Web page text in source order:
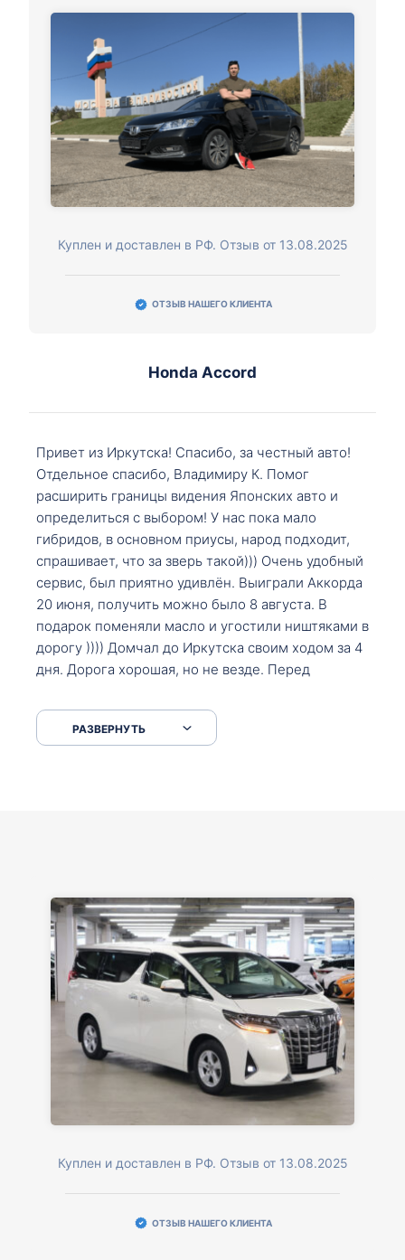
Куплен и доставлен в РФ. Отзыв от 13.08.2025
ОТЗЫВ НАШЕГО КЛИЕНТА
Honda Accord
Привет из Иркутска! Спасибо, за честный авто!
Отдельное спасибо, Владимиру К. Помог
расширить границы видения Японских авто и
определиться с выбором! У нас пока мало
гибридов, в основном приусы, народ подходит,
спрашивает, что за зверь такой))) Очень удобный
сервис, был приятно удивлён. Выиграли Аккорда
20 июня, получить можно было 8 августа. В
подарок поменяли масло и угостили ништяками в
дорогу )))) Домчал до Иркутска своим ходом за 4
дня. Дорога хорошая, но не везде. Перед
серпантинах по пути следования.
РАЗВЕРНУТЬ
Куплен и доставлен в РФ. Отзыв от 13.08.2025
ОТЗЫВ НАШЕГО КЛИЕНТА